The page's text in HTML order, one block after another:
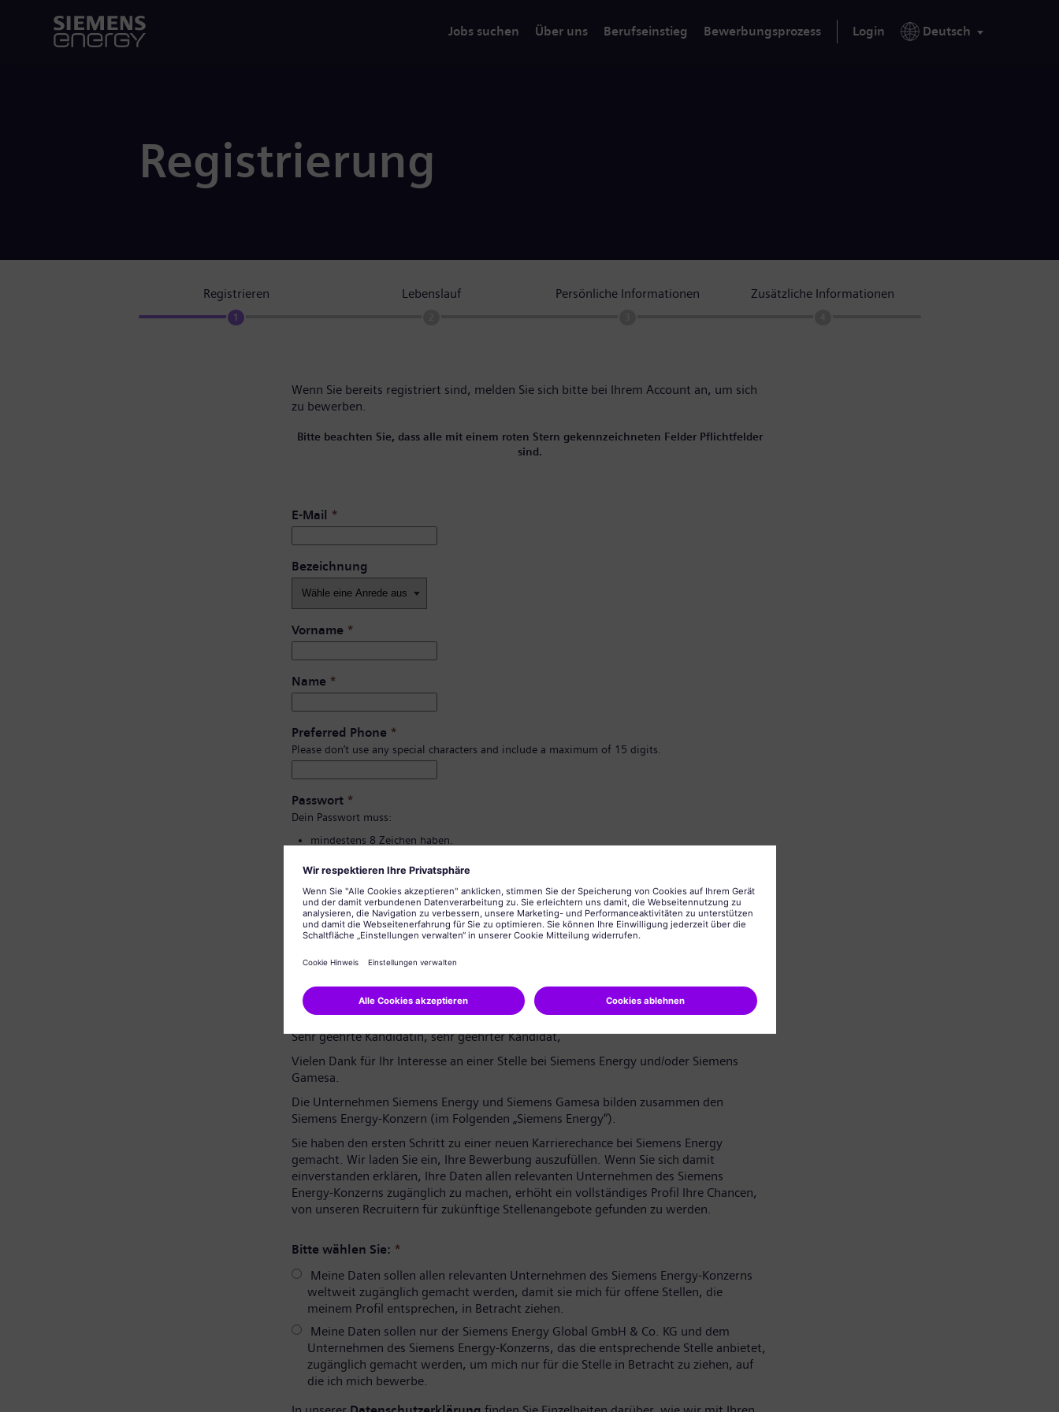
Jobs suchen Über uns Berufseinstieg Bewerbungsprozess Login Deutsch
Registrierung
Registrieren
1
Lebenslauf Persönliche Informationen Zusätzliche Informationen
Wenn Sie bereits registriert sind, melden Sie sich bitte bei Ihrem Account an, um sich
zu bewerben.
Bitte beachten Sie, dass alle mit einem roten Stern gekennzeichneten Felder Pflichtfelder
sind.
E-Mail *
Bezeichnung
Vorname *
Name *
Preferred Phone *
Please don’t use any special characters and include a maximum of 15 digits.
Passwort *
Dein Passwort muss:
mindestens 8 Zeichen haben.
keine allgemein üblichen Wörter enthalten.
Bestätigung des Passworts*
Datenschutzerklärung
Sehr geehrte Kandidatin, sehr geehrter Kandidat,
Vielen Dank für Ihr Interesse an einer Stelle bei Siemens Energy und/oder Siemens
Gamesa.
Die Unternehmen Siemens Energy und Siemens Gamesa bilden zusammen den
Siemens Energy-Konzern (im Folgenden „Siemens Energy“).
Sie haben den ersten Schritt zu einer neuen Karrierechance bei Siemens Energy
gemacht. Wir laden Sie ein, Ihre Bewerbung auszufüllen. Wenn Sie sich damit
einverstanden erklären, Ihre Daten allen relevanten Unternehmen des Siemens
Energy-Konzerns zugänglich zu machen, erhöht ein vollständiges Profil Ihre Chancen,
von unseren Recruitern für zukünftige Stellenangebote gefunden zu werden.
Bitte wählen Sie: *
Meine Daten sollen allen relevanten Unternehmen des Siemens Energy-Konzerns
weltweit zugänglich gemacht werden, damit sie mich für offene Stellen, die
meinem Profil entsprechen, in Betracht ziehen.
Meine Daten sollen nur der Siemens Energy Global GmbH & Co. KG und dem
Unternehmen des Siemens Energy-Konzerns, das die entsprechende Stelle anbietet,
zugänglich gemacht werden, um mich nur für die Stelle in Betracht zu ziehen, auf
die ich mich bewerbe.